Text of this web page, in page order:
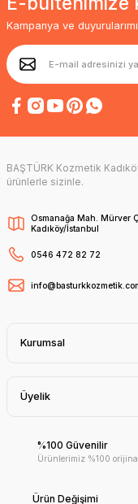
Kampanya ve
BAŞTÜRK Kozmetik
ürünlerle sizinle.
Osmanağa Mah. Mürver
Kadıköy/İstanbul
0546 472 82 72
Kurumsal
Üyelik
%100 Güvenilir
Ürünlerimiz %100
Ürün Değişimi